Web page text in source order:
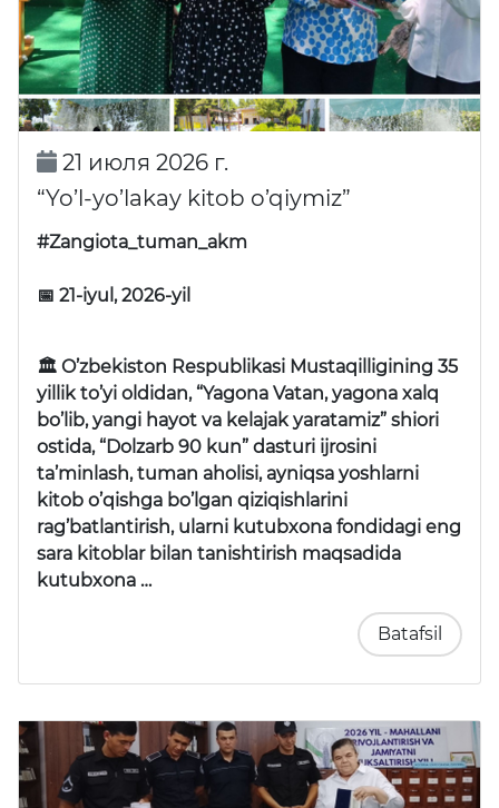
21 июля 2026 г.
“Yo’l-yo’lakay kitob o’qiymiz”
#Zangiota_tuman_akm
📅 21-iyul, 2026-yil
🏛 O’zbekiston Respublikasi Mustaqilligining 35
yillik to’yi oldidan, “Yagona Vatan, yagona xalq
bo’lib, yangi hayot va kelajak yaratamiz” shiori
ostida, “Dolzarb 90 kun” dasturi ijrosini
ta’minlash, tuman aholisi, ayniqsa yoshlarni
kitob o’qishga bo’lgan qiziqishlarini
rag’batlantirish, ularni kutubxona fondidagi eng
sara kitoblar bilan tanishtirish maqsadida
kutubxona …
Batafsil